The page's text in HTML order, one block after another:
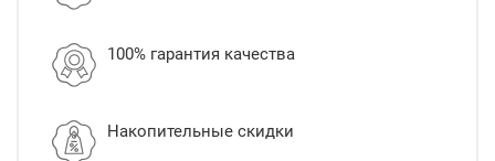
100% гарантия качества
Накопительные скидки